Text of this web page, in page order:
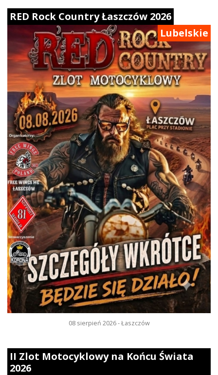
RED Rock Country Łaszczów 2026
Lubelskie
08 sierpień 2026 - Łaszczów
II Zlot Motocyklowy na Końcu Świata
2026